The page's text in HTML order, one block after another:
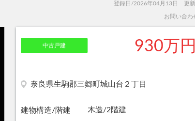
登録日/2026年04月13日 更
お問い合わ
中古戸建 930万円
奈良県生駒郡三郷町城山台２丁目
建物構造/階建 木造/2階建